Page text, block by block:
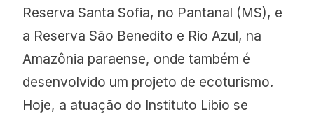
Reserva Santa Sofia, no Pantanal (MS), e
a Reserva São Benedito e Rio Azul, na
Amazônia paraense, onde também é
desenvolvido um projeto de ecoturismo.
Hoje, a atuação do Instituto Libio se